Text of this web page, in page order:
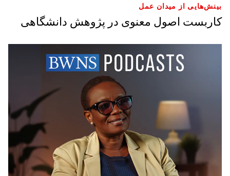
بینش‌هایی از میدان عمل
کاربست اصول معنوی در پژوهش دانشگاهی